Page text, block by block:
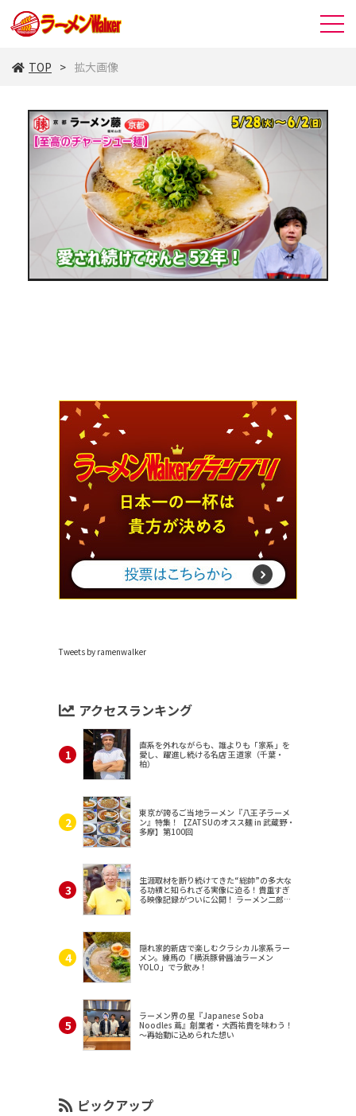
TOP 拡大画像
Tweets by ramenwalker
アクセスランキング
直系を外れながらも、誰よりも「家系」を
愛し、躍進し続ける名店 王道家（千葉・
柏）
東京が誇るご当地ラーメン『八王子ラーメ
ン』特集！【ZATSUのオスス麺 in 武蔵野・
多摩】第100回
生涯取材を断り続けてきた“総帥”の多大な
る功績と知られざる実像に迫る！貴重すぎ
る映像記録がついに公開！ ラーメン二郎
隠れ家的新店で楽しむクラシカル家系ラー
メン。練馬の「横浜豚骨醤油ラーメン
YOLO」でラ飲み！
ラーメン界の星『Japanese Soba
Noodles 蔦』創業者・大西祐貴を味わう！
～再始動に込められた想い
ピックアップ